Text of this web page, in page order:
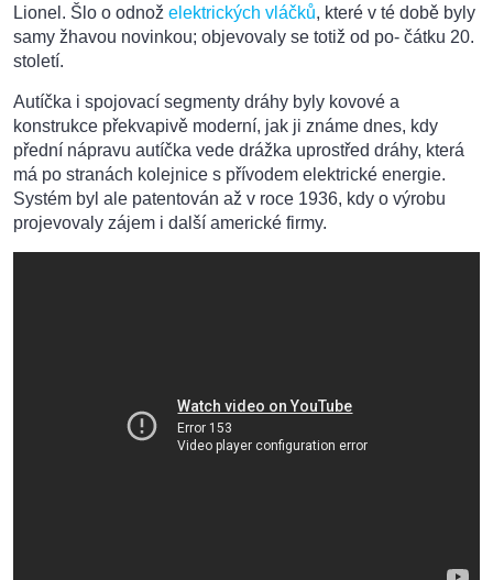
Lionel. Šlo o odnož elektrických vláčků, které v té době byly
samy žhavou novinkou; objevovaly se totiž od po- čátku 20.
století.
Autíčka i spojovací segmenty dráhy byly kovové a
konstrukce překvapivě moderní, jak ji známe dnes, kdy
přední nápravu autíčka vede drážka uprostřed dráhy, která
má po stranách kolejnice s přívodem elektrické energie.
Systém byl ale patentován až v roce 1936, kdy o výrobu
projevovaly zájem i další americké firmy.